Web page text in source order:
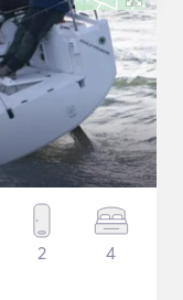
2 4